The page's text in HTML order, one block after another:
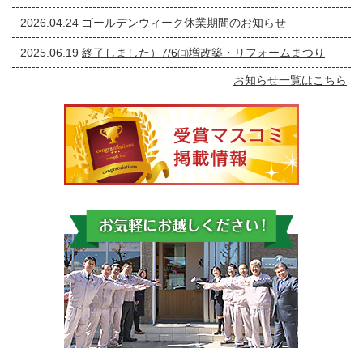
2026.04.24 ゴールデンウィーク休業期間のお知らせ
2025.06.19 終了しました）7/6㈰増改築・リフォームまつり
お知らせ一覧はこちら